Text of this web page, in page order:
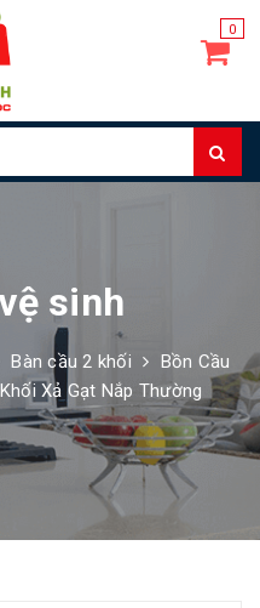
0
sinh
Bàn cầu 2 khối
Bồn Cầu
Xả Gạt Nắp Thường